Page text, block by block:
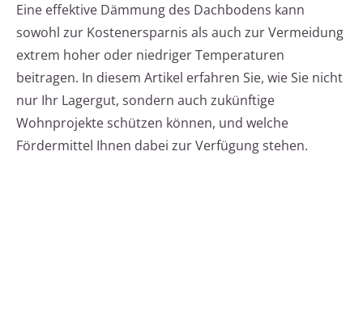
Eine effektive Dämmung des Dachbodens kann
sowohl zur Kostenersparnis als auch zur Vermeidung
extrem hoher oder niedriger Temperaturen
beitragen. In diesem Artikel erfahren Sie, wie Sie nicht
nur Ihr Lagergut, sondern auch zukünftige
Wohnprojekte schützen können, und welche
Fördermittel Ihnen dabei zur Verfügung stehen.